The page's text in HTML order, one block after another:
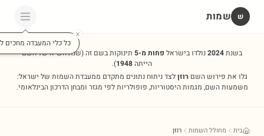
שׁ שמות
כל כלי המעבדה מחכים
בשנת2024נולדו בישראל פחות מ-5 תינוקות בשם זה(שנת השיא של השם
הייתה1948
).
גלו את פירוש השםרוזןלצד ניתוח נתונים מתקדם ממעבדת השמות של ישראל:
משמעות השם, מגמות היסטוריות, פופולריות לפי מגזר ומבחן הדרכון הבינלאומי.
בית מחולל השמות רוזן